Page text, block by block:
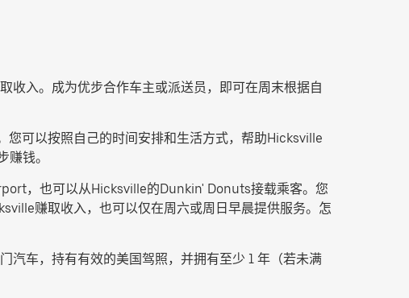
收入。成为优步合作车主或派送员，即可在周末根据自
可以按照自己的时间安排和生活方式，帮助Hicksville
钱。
，也可以从Hicksville的Dunkin' Donuts接载乘客。您
赚取收入，也可以仅在周六或周日早晨提供服务。怎
汽车，持有有效的美国驾照，并拥有至少 1 年（若未满